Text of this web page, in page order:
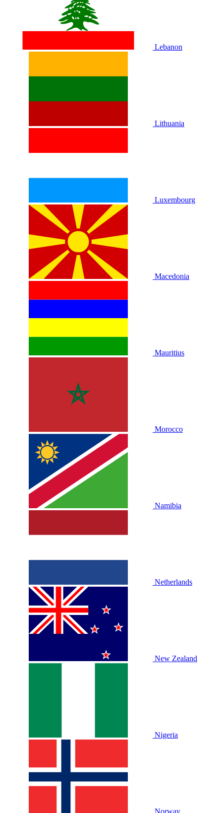
Lebanon
Lithuania
Luxembourg
Macedonia
Mauritius
Morocco
Namibia
Netherlands
New Zealand
Nigeria
Norway